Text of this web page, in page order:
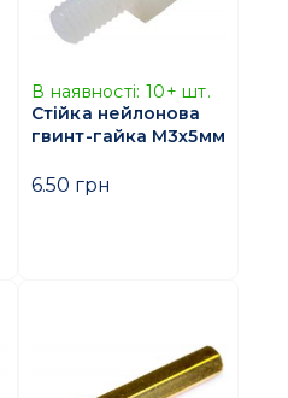
В наявності: 10+ шт.
Стійка нейлонова
гвинт-гайка M3х5мм
6.50 грн